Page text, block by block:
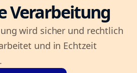
Verarbeitung
wird sicher und rechtlich
und in Echtzeit